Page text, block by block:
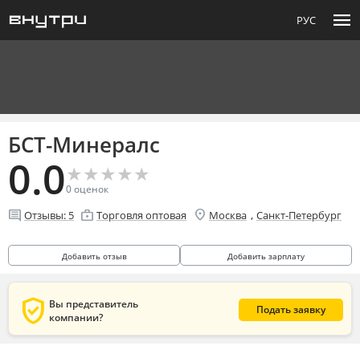
РУС menu
БСТ-Минералс
0.0★
★★
★★
★★
★★
★
0оценок
comment Отзывы: 5 enterprise Торговля оптовая location_on Москва , Санкт-Петербург
Добавить отзыв Добавить зарплату
verified_user Вы представитель
компании?
Подать заявку